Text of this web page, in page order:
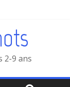
2-9 ans